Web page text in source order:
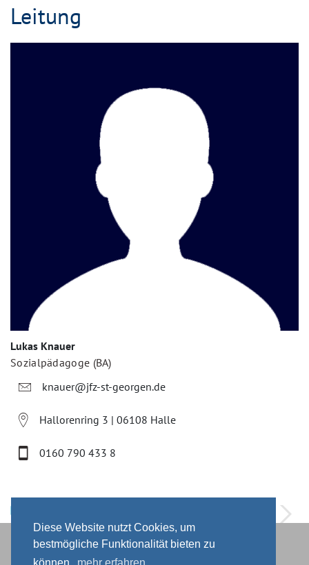
Diese Website nutzt Cookies, um
bestmögliche Funktionalität bieten zu
Leitung
Lukas Knauer
Sozialpädagoge (BA)
knauer@jfz-st-georgen.de
Hallorenring 3 | 06108 Halle
0160 790 433 8
Impressum & Datenschutz
Kontakt & Fallanfrage